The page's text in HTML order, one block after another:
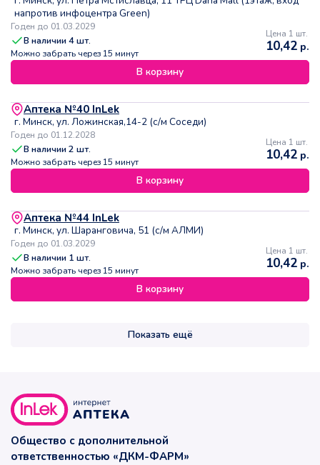
напротив инфоцентра Green)
Годен до 01.03.2029
В наличии4шт.
Можно забрать через 15 минут
Цена 1 шт.
10,42 р.
В корзину
Аптека №40 InLek
г. Минск, ул. Ложинская,14-2 (с/м Соседи)
Годен до 01.12.2028
В наличии2 шт.
Можно забрать через 15 минут
Цена 1 шт.
10,42 р.
В корзину
Аптека №44 InLek
г. Минск, ул. Шаранговича, 51 (с/м АЛМИ)
Годен до 01.03.2029
В наличии 1 шт.
Можно забрать через 15 минут
Цена 1 шт.
10,42 р.
В корзину
Показать ещё
Общество с дополнительной
ответственностью «ДКМ-ФАРМ»